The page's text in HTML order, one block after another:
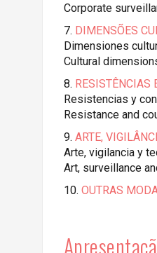
Corporate
7. DIMENSÕES
Dimensiones
Cultural
8. RESISTÊNCIAS
Resistencias y
Resistance and
9. ARTE,
Arte, vigilancia y
Art, surveillance
10. OUTRAS